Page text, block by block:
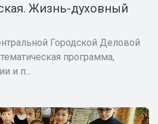
Жизнь-духовный
Городской Деловой
программа,
и п...